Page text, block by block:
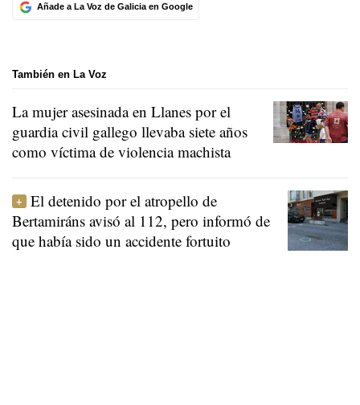
Añade a La Voz de Galicia en Google
También en La Voz
La mujer asesinada en Llanes por el
guardia civil gallego llevaba siete años
como víctima de violencia machista
El detenido por el atropello de
Bertamiráns avisó al 112, pero informó de
que había sido un accidente fortuito